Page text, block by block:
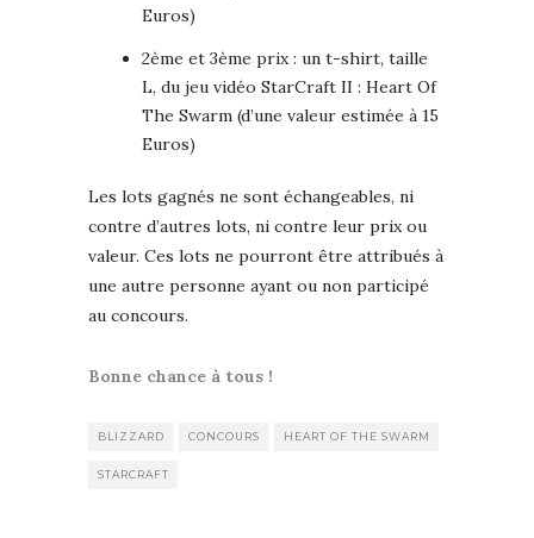
Euros)
2ème et 3ème prix : un t-shirt, taille
L, du jeu vidéo StarCraft II : Heart Of
The Swarm (d’une valeur estimée à 15
Euros)
Les lots gagnés ne sont échangeables, ni
contre d’autres lots, ni contre leur prix ou
valeur. Ces lots ne pourront être attribués à
une autre personne ayant ou non participé
au concours.
Bonne chance à tous !
BLIZZARD CONCOURS HEART OF THE SWARM
STARCRAFT